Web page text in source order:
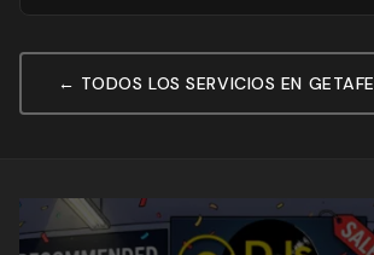
← TODOS LOS SERVICIOS EN GETAFE